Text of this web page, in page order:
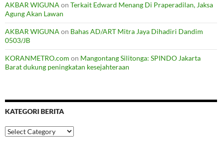
AKBAR WIGUNA on Terkait Edward Menang Di Praperadilan, Jaksa
Agung Akan Lawan
AKBAR WIGUNA on Bahas AD/ART Mitra Jaya Dihadiri Dandim
0503/JB
KORANMETRO.com on Mangontang Silitonga: SPINDO Jakarta
Barat dukung peningkatan kesejahteraan
KATEGORI BERITA
Kategori
Berita